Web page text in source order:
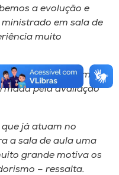
a evolução e
em sala de
muito
do acadêmico em
pela avaliação
já atuam no
a sala de aula uma
grande motiva os
– ressalta.